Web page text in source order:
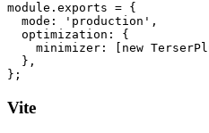
module.exports = {
  mode: 'production',
  optimization: {
minimizer: [new
  },
Vite